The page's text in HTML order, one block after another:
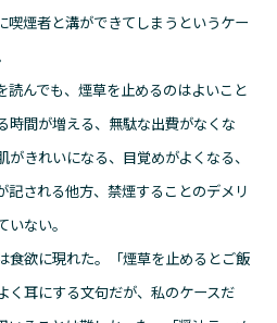
喫煙者と溝ができてしまうというケー
んでも、煙草を止めるのはよいこと
時間が増える、無駄な出費がなくな
きれいになる、目覚めがよくなる、
記される他方、禁煙することのデメリ
ない。
欲に現れた。「煙草を止めるとご飯
く耳にする文句だが、私のケースだ